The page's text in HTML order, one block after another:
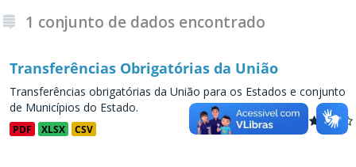
1 conjunto de dados encontrado
Transferências Obrigatórias da União
Transferências obrigatórias da União para os Estados e conjunto
de Municípios do Estado.
PDF XLSX CSV